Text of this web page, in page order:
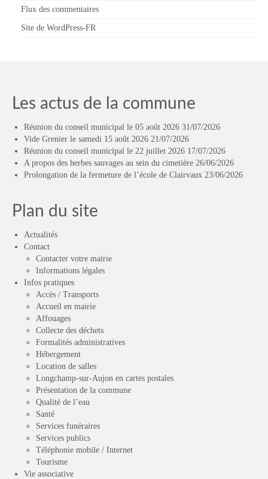
Flux des commentaires
Site de WordPress-FR
Les actus de la commune
Réunion du conseil municipal le 05 août 2026 31/07/2026
Vide Grenier le samedi 15 août 2026 21/07/2026
Réunion du conseil municipal le 22 juillet 2026 17/07/2026
A propos des herbes sauvages au sein du cimetière 26/06/2026
Prolongation de la fermeture de l’école de Clairvaux 23/06/2026
Plan du site
Actualités
Contact
Contacter votre mairie
Informations légales
Infos pratiques
Accès / Transports
Accueil en mairie
Affouages
Collecte des déchets
Formalités administratives
Hébergement
Location de salles
Longchamp-sur-Aujon en cartes postales
Présentation de la commune
Qualité de l’eau
Santé
Services funéraires
Services publics
Téléphonie mobile / Internet
Tourisme
Vie associative